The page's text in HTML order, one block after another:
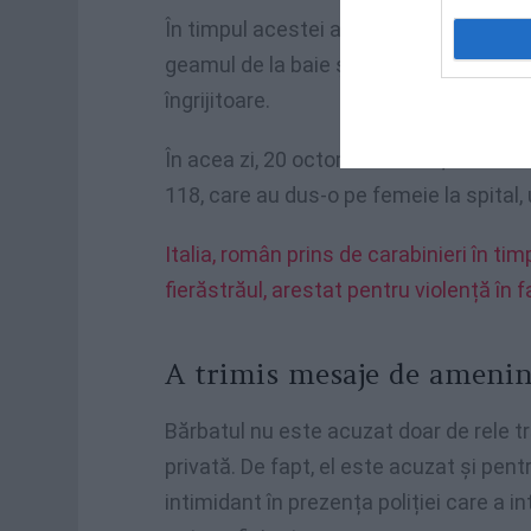
În timpul acestei agresiuni nebunești,
geamul de la baie și a reușit cu greu
îngrijitoare.
În acea zi, 20 octombrie 2020, a
118, care au dus-o pe femeie la
Italia, român prins de carabinieri în
fierăstrăul, arestat pentru violență în
A trimis mesaje de
Bărbatul nu este acuzat doar de rele
privată. De fapt, el este acuzat și
intimidant în prezența poliției care a